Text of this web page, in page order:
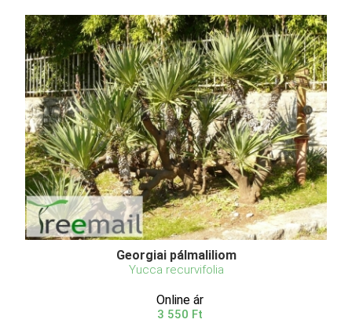
Georgiai pálmaliliom
Yucca recurvifolia
Online ár
3 550 Ft